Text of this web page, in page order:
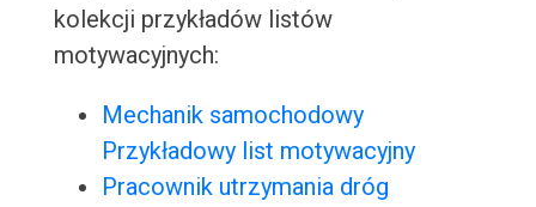
kolekcji przykładów listów
motywacyjnych:
Mechanik samochodowy
Przykładowy list motywacyjny
Pracownik utrzymania dróg